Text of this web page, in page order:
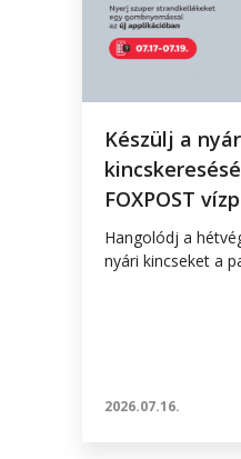
Készülj a
FOXPOST
Hangolódj a
nyári kincseket a
2026.07.16.